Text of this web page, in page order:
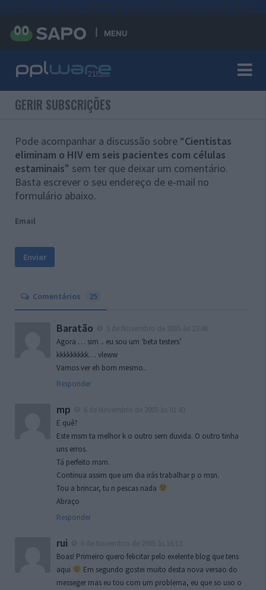
MENU
GERIR SUBSCRIÇÕES
Pode acompanhar a discussão sobre “Cientistas
eliminam o HIV em seis pacientes com células
estaminais” sem ter que deixar um comentário.
Basta escrever o seu endereço de e-mail no
formulário abaixo.
Email
Comentários 25
Baratão
Agora … sim .. eu sou um ‘beta testers’
kkkkkkkkk… vleww
Vamos ver eh bom mesmo..
Responder
mp
E quê?
Este msm ta melhor k o outro sem duvida. O outro tinha
uns erros.
Tá perfeito msm.
Continua assim que um dia irás trabalhar p o msn.
Tou a brincar, tu n pescas nada
Abraço
Responder
rui
Boas! Primeiro quero felicitar pelo exelente blog que tens
aqui
Em segundo gostei muito desta nova versao do
messeger mas eu tou com um problema, eu que so uso o